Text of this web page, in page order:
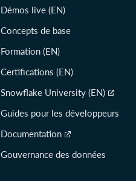
Démos live (EN)
Concepts de base
Formation (EN)
Certifications (EN)
Snowflake University (EN)
Guides pour les développeurs
Documentation
Gouvernance des données